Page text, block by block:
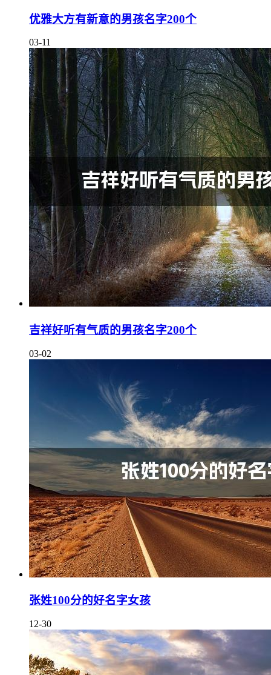
优雅大方有新意的男孩名字200个
03-11
吉祥好听有气质的男孩名字200个
03-02
张姓100分的好名字女孩
12-30